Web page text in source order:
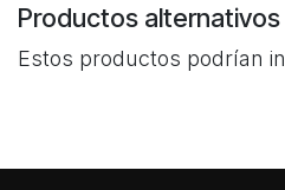
Productos alternativos
Estos productos podrían